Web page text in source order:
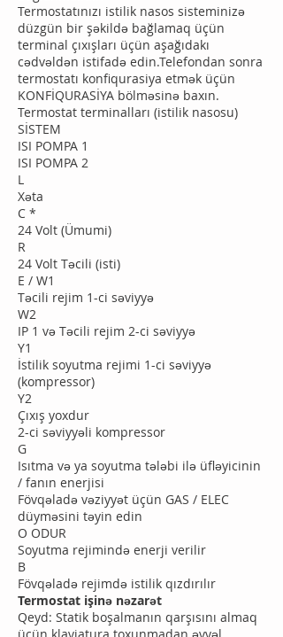
Termostatınızı istilik nasos sisteminizə
düzgün bir şəkildə bağlamaq üçün
terminal çıxışları üçün aşağıdakı
cədvəldən istifadə edin.Telefondan sonra
termostatı konfiqurasiya etmək üçün
KONFİQURASİYA bölməsinə baxın.
Termostat terminalları (istilik nasosu)
SİSTEM
ISI POMPA 1
ISI POMPA 2
L
Xəta
C *
24 Volt (Ümumi)
R
24 Volt Təcili (isti)
E / W1
Təcili rejim 1-ci səviyyə
W2
IP 1 və Təcili rejim 2-ci səviyyə
Y1
İstilik soyutma rejimi 1-ci səviyyə
(kompressor)
Y2
Çıxış yoxdur
2-ci səviyyəli kompressor
G
Isıtma və ya soyutma tələbi ilə üfləyicinin
/ fanın enerjisi
Fövqəladə vəziyyət üçün GAS / ELEC
düyməsini təyin edin
O ODUR
Soyutma rejimində enerji verilir
B
Fövqəladə rejimdə istilik qızdırılır
Termostat işinə nəzarət
Qeyd: Statik boşalmanın qarşısını almaq